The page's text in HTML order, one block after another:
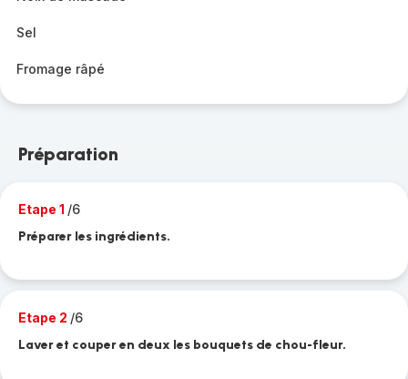
Sel
Fromage râpé
Préparation
Etape 1 /6
Préparer les ingrédients.
Etape 2 /6
Laver et couper en deux les bouquets de chou-fleur.